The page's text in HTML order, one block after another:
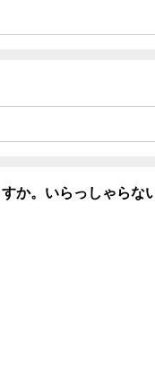
か。いらっしゃらな